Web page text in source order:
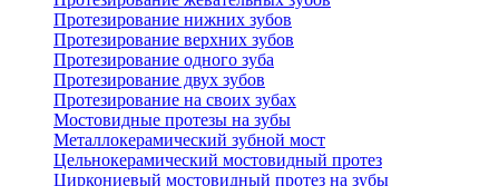
Протезирование нижних зубов
Протезирование верхних зубов
Протезирование одного зуба
Протезирование двух зубов
Протезирование на своих зубах
Мостовидные протезы на зубы
Металлокерамический зубной мост
Цельнокерамический мостовидный протез
Циркониевый мостовидный протез на зубы